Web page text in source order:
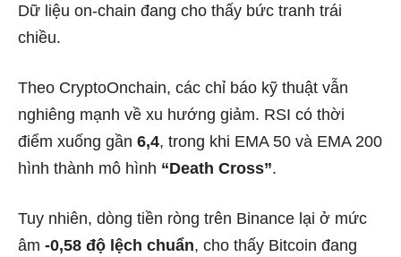
Dữ liệu on-chain đang cho thấy bức tranh trái
chiều.
Theo CryptoOnchain, các chỉ báo kỹ thuật vẫn
nghiêng mạnh về xu hướng giảm. RSI có thời
điểm xuống gần 6,4, trong khi EMA 50 và EMA 200
hình thành mô hình “Death Cross”.
Tuy nhiên, dòng tiền ròng trên Binance lại ở mức
âm -0,58 độ lệch chuẩn, cho thấy Bitcoin đang